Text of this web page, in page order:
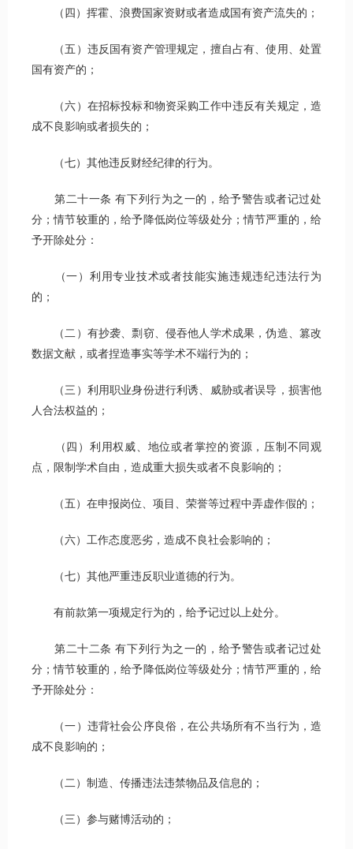
（四）挥霍、浪费国家资财或者造成国有资产流失的；
（五）违反国有资产管理规定，擅自占有、使用、处置
国有资产的；
（六）在招标投标和物资采购工作中违反有关规定，造
成不良影响或者损失的；
（七）其他违反财经纪律的行为。
第二十一条 有下列行为之一的，给予警告或者记过处
分；情节较重的，给予降低岗位等级处分；情节严重的，给
予开除处分：
（一）利用专业技术或者技能实施违规违纪违法行为
的；
（二）有抄袭、剽窃、侵吞他人学术成果，伪造、篡改
数据文献，或者捏造事实等学术不端行为的；
（三）利用职业身份进行利诱、威胁或者误导，损害他
人合法权益的；
（四）利用权威、地位或者掌控的资源，压制不同观
点，限制学术自由，造成重大损失或者不良影响的；
（五）在申报岗位、项目、荣誉等过程中弄虚作假的；
（六）工作态度恶劣，造成不良社会影响的；
（七）其他严重违反职业道德的行为。
有前款第一项规定行为的，给予记过以上处分。
第二十二条 有下列行为之一的，给予警告或者记过处
分；情节较重的，给予降低岗位等级处分；情节严重的，给
予开除处分：
（一）违背社会公序良俗，在公共场所有不当行为，造
成不良影响的；
（二）制造、传播违法违禁物品及信息的；
（三）参与赌博活动的；